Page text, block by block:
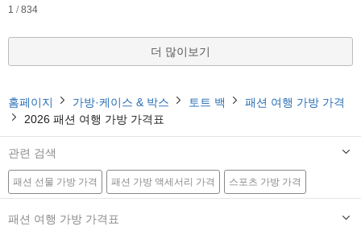
1 / 834
더 많이보기
홈페이지 가방·케이스 & 박스 토트 백
패션 여행 가방 가격
2026 패션 여행 가방 가격표
관련 검색
패션 선물 가방 가격 패션 가방 액세서리 가격 스포츠 가방 가격
패션 여행 가방 가격표